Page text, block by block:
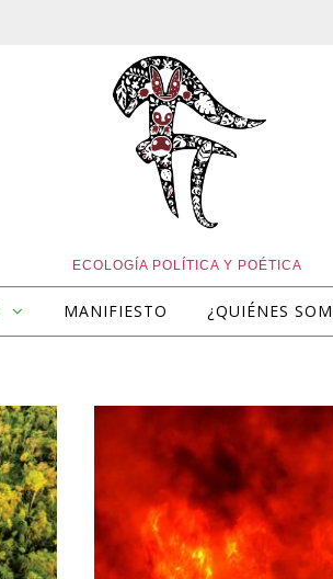
ECOLOGÍA POLÍTICA Y POÉTICA
MANIFIESTO ¿QUIÉNES